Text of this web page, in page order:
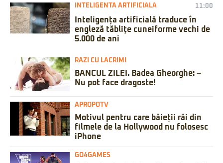
INTELIGENTA ARTIFICIALA 11:00
Inteligența artificială traduce în
engleză tăblițe cuneiforme vechi de
5.000 de ani
RAZI CU LACRIMI
BANCUL ZILEI. Badea Gheorghe: –
Nu pot face dragoste!
APROPOTV
Motivul pentru care băieții răi din
filmele de la Hollywood nu folosesc
iPhone
GO4GAMES